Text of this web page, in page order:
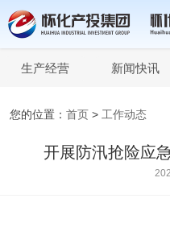
生产经营 新闻快讯
您的位置： 首页 > 工作动态
开展防汛抢险应